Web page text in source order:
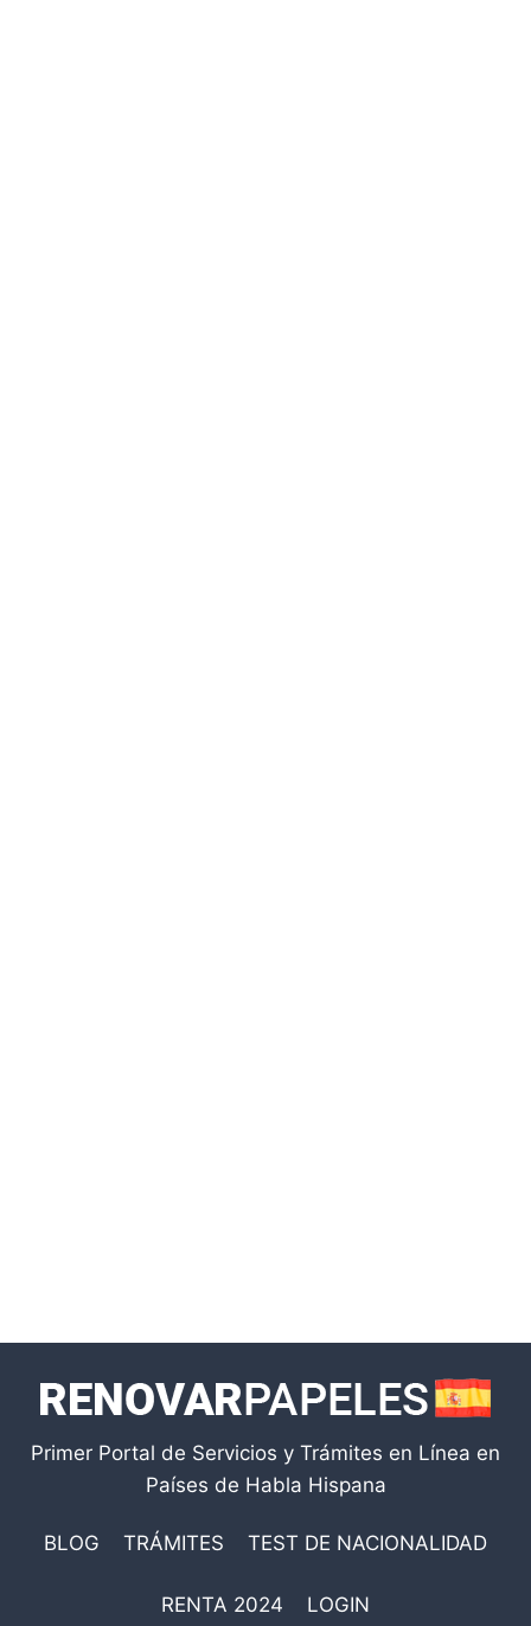
Primer Portal de Servicios y Trámites en Línea en
Países de Habla Hispana
BLOG TRÁMITES TEST DE NACIONALIDAD
RENTA 2024 LOGIN